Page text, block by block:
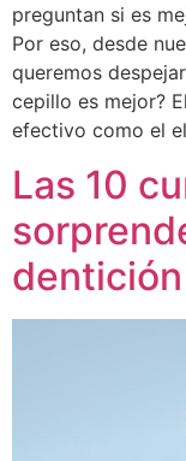
preguntan si es
Por eso, desde
queremos
cepillo es mejor?
efectivo como el
Las 10
dentición